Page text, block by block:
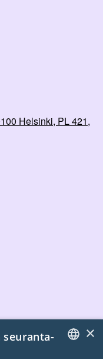
Helsinki, PL 421,
×
seuranta-